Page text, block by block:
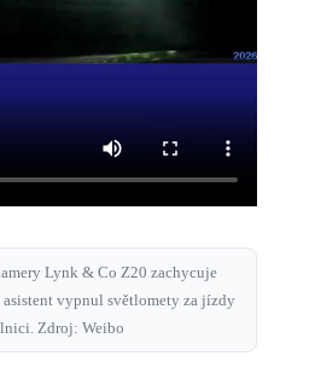
Lynk & Co Z20 zachycuje
vypnul světlomety za jízdy
Zdroj: Weibo